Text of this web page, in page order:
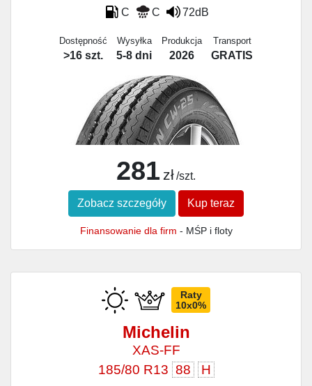
C C 72dB
Dostępność
>16 szt.
Wysyłka
5-8 dni
Produkcja
2026
Transport
GRATIS
281 zł /szt.
Zobacz szczegóły Kup teraz
Finansowanie dla firm - MŚP i floty
Raty
10x0%
Michelin
XAS-FF
185/80 R13 88 H